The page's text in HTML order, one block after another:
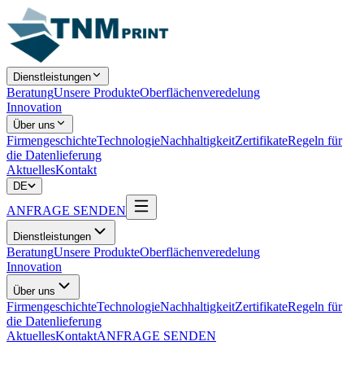
Dienstleistungen
BeratungUnsere ProdukteOberflächenveredelung
Innovation
Über uns
FirmengeschichteTechnologieNachhaltigkeitZertifikateRegeln für
die Datenlieferung
AktuellesKontakt
DE
ANFRAGE SENDEN
Dienstleistungen
BeratungUnsere ProdukteOberflächenveredelung
Innovation
Über uns
FirmengeschichteTechnologieNachhaltigkeitZertifikateRegeln für
die Datenlieferung
AktuellesKontaktANFRAGE SENDEN